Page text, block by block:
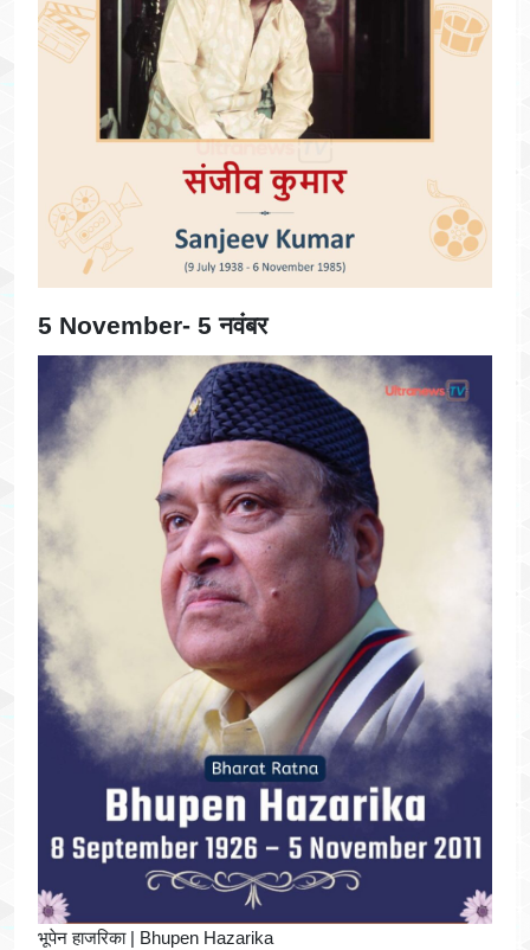
5 November- 5 नवंबर
भूपेन हाजरिका | Bhupen Hazarika